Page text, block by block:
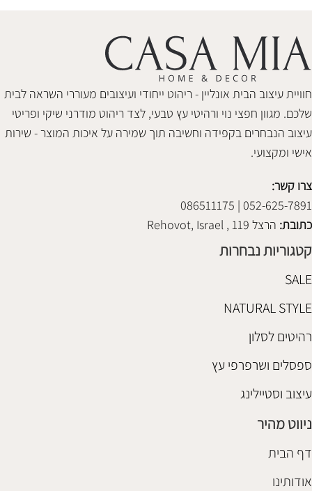
חוויית עיצוב הבית אונליין - ריהוט ייחודי ועיצובים מעוררי השראה לבית
שלכם. מגוון חפצי נוי ורהיטי עץ טבעי, לצד ריהוט מודרני שיקי ופריטי
עיצוב הנבחרים בקפידה וחשיבה תוך שמירה על איכות המוצר - שירות
אישי ומקצועי.
צרו קשר:
052-625-7891 | 086511175
כתובת: הרצל 119 , Rehovot, Israel
קטגוריות נבחרות
SALE
NATURAL STYLE
רהיטים לסלון
ספסלים ושרפרפי עץ
עיצוב וסטיילינג
ניווט מהיר
דף הבית
אודותינו